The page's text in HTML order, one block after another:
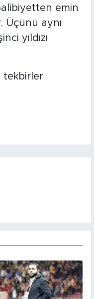
emin
aynı
yıldızı
tekbirler